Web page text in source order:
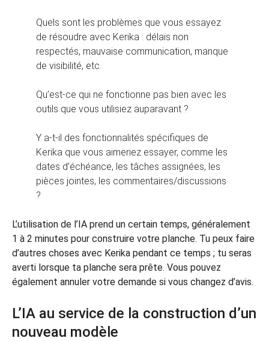
Quels sont les problèmes que vous essayez
de résoudre avec Kerika : délais non
respectés, mauvaise communication, manque
de visibilité, etc.
Qu’est-ce qui ne fonctionne pas bien avec les
outils que vous utilisiez auparavant ?
Y a-t-il des fonctionnalités spécifiques de
Kerika que vous aimeriez essayer, comme les
dates d’échéance, les tâches assignées, les
pièces jointes, les commentaires/discussions
?
L’utilisation de l’IA prend un certain temps, généralement
1 à 2 minutes pour construire votre planche. Tu peux faire
d’autres choses avec Kerika pendant ce temps ; tu seras
averti lorsque ta planche sera prête. Vous pouvez
également annuler votre demande si vous changez d’avis.
L’IA au service de la construction d’un
nouveau modèle